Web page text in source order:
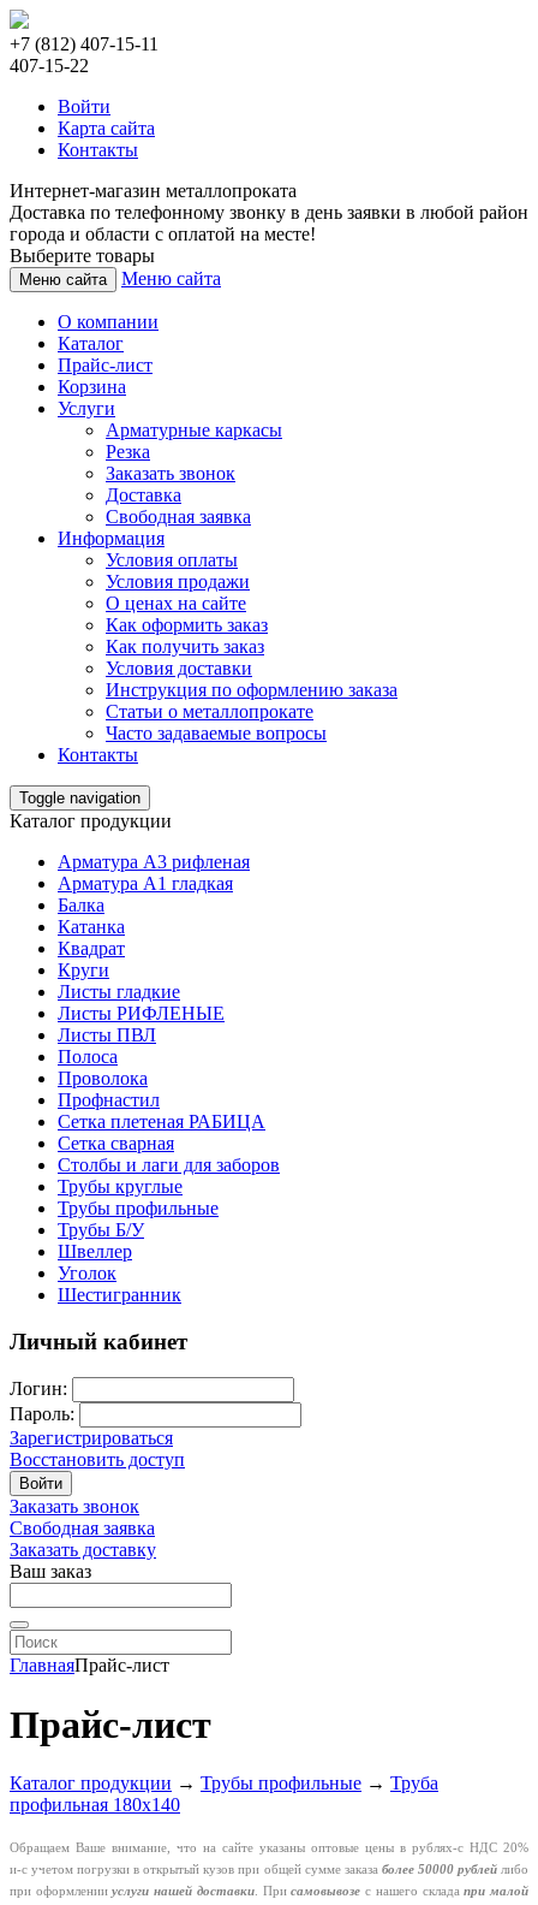
+7 (812) 407-15-11
407-15-22
Войти
Карта сайта
Контакты
Интернет-магазин металлопроката
Доставка по телефонному звонку в день заявки в любой район
города и области с оплатой на месте!
Выберите товары
Меню сайта Меню сайта
О компании
Каталог
Прайс-лист
Корзина
Услуги
Арматурные каркасы
Резка
Заказать звонок
Доставка
Свободная заявка
Информация
Условия оплаты
Условия продажи
О ценах на сайте
Как оформить заказ
Как получить заказ
Условия доставки
Инструкция по оформлению заказа
Статьи о металлопрокате
Часто задаваемые вопросы
Контакты
Toggle navigation
Каталог продукции
Арматура А3 рифленая
Арматура А1 гладкая
Балка
Катанка
Квадрат
Круги
Листы гладкие
Листы РИФЛЕНЫЕ
Листы ПВЛ
Полоса
Проволока
Профнастил
Сетка плетеная РАБИЦА
Сетка сварная
Столбы и лаги для заборов
Трубы круглые
Трубы профильные
Трубы Б/У
Швеллер
Уголок
Шестигранник
Личный кабинет
Логин:
Пароль:
Зарегистрироваться
Восстановить доступ
Войти
Заказать звонок
Свободная заявка
Заказать доставку
Ваш заказ
ГлавнаяПрайс-лист
Прайс-лист
Каталог продукции → Трубы профильные → Труба
профильная 180х140
Обращаем Ваше внимание, что на сайте указаны оптовые цены в рублях-с НДС 20%
и-с учетом погрузки в открытый кузов при общей сумме заказа более 50000 рублейлибо
при оформленииуслуги нашей доставки. Присамовывозе с нашего складапри малой